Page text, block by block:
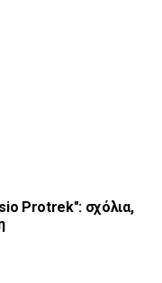
Protrek": σχόλια,